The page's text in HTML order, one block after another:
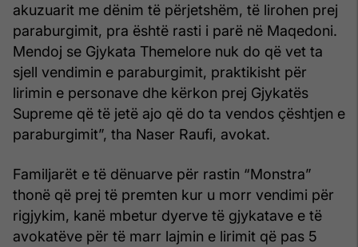
akuzuarit me dënim të përjetshëm, të lirohen prej
paraburgimit, pra është rasti i parë në Maqedoni.
Mendoj se Gjykata Themelore nuk do që vet ta
sjell vendimin e paraburgimit, praktikisht për
lirimin e personave dhe kërkon prej Gjykatës
Supreme që të jetë ajo që do ta vendos çështjen e
paraburgimit”, tha Naser Raufi, avokat.
Familjarët e të dënuarve për rastin “Monstra”
thonë që prej të premten kur u morr vendimi për
rigjykim, kanë mbetur dyerve të gjykatave e të
avokatëve për të marr lajmin e lirimit që pas 5